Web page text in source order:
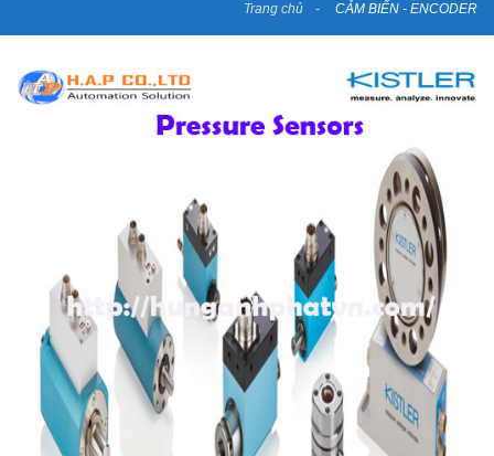
Trang chủ CẢM BIẾN - ENCODER